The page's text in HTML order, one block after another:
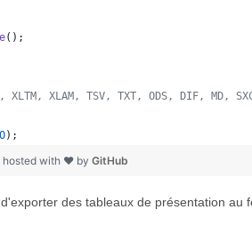
();
XLAM, TSV, TXT, ODS, DIF, MD,
);
hosted with ❤ by GitHub
des tableaux de présentation